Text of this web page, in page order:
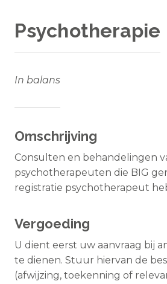
Psychotherapie
In balans
Omschrijving
Consulten en behandelingen
psychotherapeuten die BIG
registratie psychotherapeut
Vergoeding
U dient eerst uw aanvraag bij
te dienen. Stuur hiervan de
(afwijzing, toekenning of